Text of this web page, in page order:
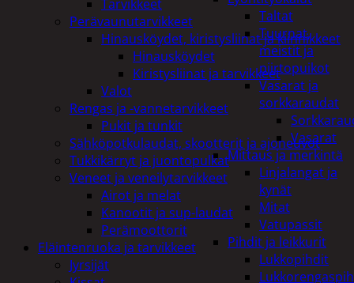
Taltat
Tuurnat,
meistit ja
piirtopuikot
Vasarat ja
sorkkaraudat
Vasarat
Mittaus ja merkintä
Linjalangat ja
kynät
Mitat
Vatupassit
Pihdit ja leikkurit
Lukkopihdit
Tarvikkeet
Perävaunutarvikkeet
Hinausköydet, kiristysliinat ja kiinnikkeet
Hinausköydet
Kiristysliinat ja tarvikkeet
Valot
Rengas ja -vannetarvikkeet
Pukit ja tunkit
Sähköpotkulaudat, skootterit ja ajoneuvot
Tukkikärryt ja juontopulkat
Veneet ja veneilytarvikkeet
Airot ja melat
Kanootit ja sup-laudat
Perämoottorit
Eläintenruoka ja tarvikkeet
Jyrsijät